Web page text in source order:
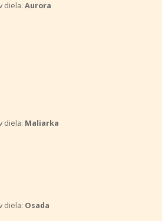
diela: Aurora
diela: Maliarka
diela: Osada